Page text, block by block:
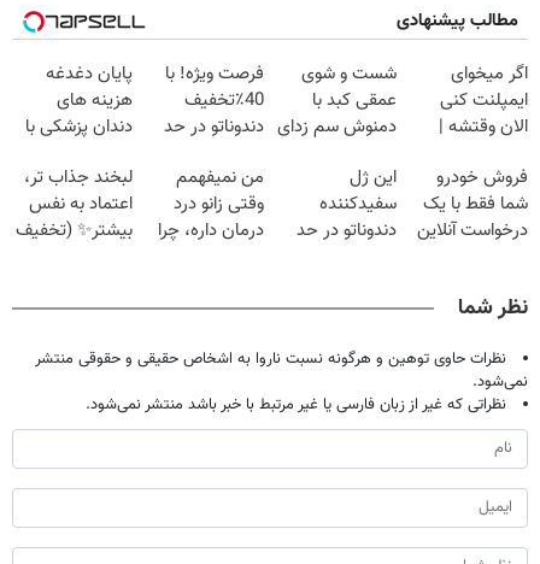
مطالب پیشنهادی
اگر میخوای
ایمپلنت کنی
الان وقتشه |
میلیون تومان!!!
شست و شوی
عمقی کبد با
دمنوش سم زدای
فرصت ویژه! با
40٪تخفیف
دندوناتو در حد
کن
پایان دغدغه
هزینه های
دندان پزشکی با
خانگی
فروش خودرو
شما فقط با یک
درخواست آنلاین
این ژل
سفیدکننده
دندوناتو در حد
من نمیفهمم
وقتی زانو درد
درمان داره، چرا
لبخند جذاب تر،
اعتماد به نفس
بیشتر✨ (تخفیف
نظر شما
نظرات حاوی توهین و هرگونه نسبت ناروا به اشخاص حقیقی و حقوقی منتشر
نمی‌شود.
نظراتی که غیر از زبان فارسی یا غیر مرتبط با خبر باشد منتشر نمی‌شود.